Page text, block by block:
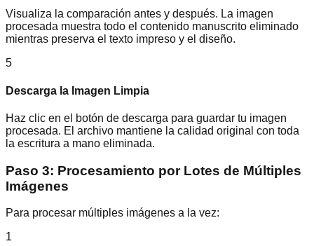
Visualiza la comparación antes y después. La imagen
procesada muestra todo el contenido manuscrito eliminado
mientras preserva el texto impreso y el diseño.
5
Descarga la Imagen Limpia
Haz clic en el botón de descarga para guardar tu imagen
procesada. El archivo mantiene la calidad original con toda
la escritura a mano eliminada.
Paso 3: Procesamiento por Lotes de Múltiples
Imágenes
Para procesar múltiples imágenes a la vez:
1